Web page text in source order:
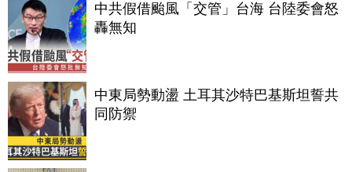
中共假借颱風「交管」台海 台陸委會怒
轟無知
中東局勢動盪 土耳其沙特巴基斯坦誓共
同防禦